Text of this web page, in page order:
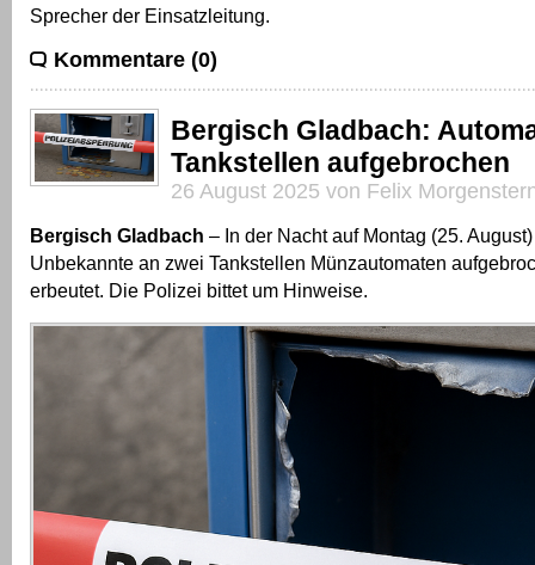
Sprecher der Einsatzleitung.
Kommentare (0)
Bergisch Gladbach:
Tankstellen aufgebrochen
26 August 2025 von Felix
Bergisch Gladbach – In der Nacht auf Montag (25.
Unbekannte an zwei Tankstellen Münzautomaten
erbeutet. Die Polizei bittet um Hinweise.